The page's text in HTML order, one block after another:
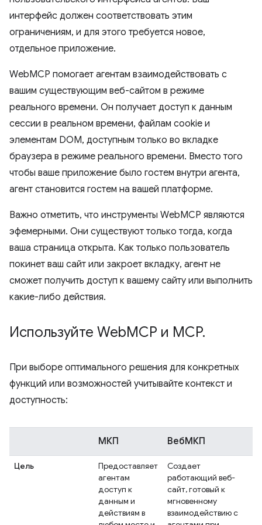
интерфейс должен соответствовать этим
ограничениям, и для этого требуется новое,
отдельное приложение.
WebMCP помогает агентам взаимодействовать с
вашим существующим веб-сайтом в режиме
реального времени. Он получает доступ к данным
сессии в реальном времени, файлам cookie и
элементам DOM, доступным только во вкладке
браузера в режиме реального времени. Вместо того
чтобы ваше приложение было гостем внутри агента,
агент становится гостем на вашей платформе.
Важно отметить, что инструменты WebMCP являются
эфемерными. Они существуют только тогда, когда
ваша страница открыта. Как только пользователь
покинет ваш сайт или закроет вкладку, агент не
сможет получить доступ к вашему сайту или выполнить
какие-либо действия.
Используйте WebMCP и MCP.
При выборе оптимального решения для конкретных
функций или возможностей учитывайте контекст и
доступность:
МКП ВебМКП
Цель
Предоставляет
агентам
доступ к
данным и
действиям в
Создает
работающий веб-
сайт, готовый к
мгновенному
взаимодействию с